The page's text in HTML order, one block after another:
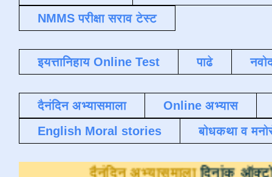
NMMS परीक्षा सराव टेस्ट
इयत्तानिहाय Online Test पाढे
दैनंदिन अभ्यासमाला
Online अभ्यास
English Moral stories
बोधकथा व
दैनंदिन अभ्यासमाला